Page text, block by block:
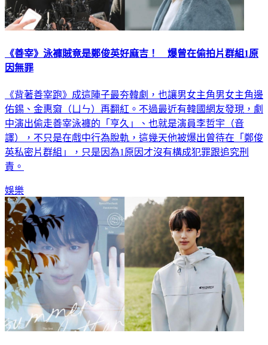
《善宰》泳褲賊竟是鄭俊英好麻吉！ 爆曾在偷拍片群組1原
因無罪
《背著善宰跑》成這陣子最夯韓劇，也讓男女主角男女主角邊
佑錫、金惠奫（ㄩㄣ）再翻紅。不過最近有韓國網友發現，劇
中演出偷走善宰泳褲的「亨久」、也就是演員李哲宇（音
譯），不只是在戲中行為脫軌，這幾天他被爆出曾待在「鄭俊
英私密片群組」，只是因為1原因才沒有構成犯罪跟追究刑
責。
娛樂